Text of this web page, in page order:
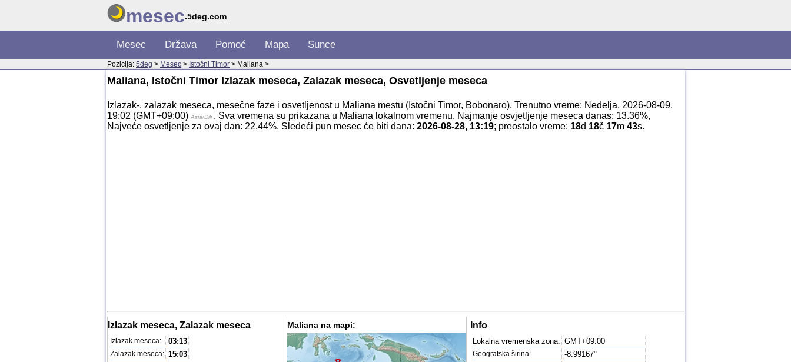
mesec.5deg.com
Mesec Država Pomoć Mapa Sunce
Pozicija: 5deg > Mesec > Istočni Timor > Maliana >
Maliana, Istočni Timor Izlazak meseca, Zalazak meseca, Osvetljenje meseca
Izlazak-, zalazak meseca, mesečne faze i osvetljenost u Maliana mestu (Istočni Timor, Bobonaro). Trenutno vreme: Nedelja, 2026-08-09,
19:02 (GMT+09:00) Asia/Dili . Sva vremena su prikazana u Maliana lokalnom vremenu. Najmanje osvjetljenje meseca danas: 13.36%,
Najveće osvetljenje za ovaj dan: 22.44%. Sledeći pun mesec će biti dana: 2026-08-28, 13:19; preostalo vreme: 18d 18č 17m 43s.
Izlazak meseca, Zalazak meseca
Izlazak meseca: 03:13
Zalazak meseca: 15:03
Maliana na mapi: Info
Lokalna vremenska zona: GMT+09:00
Geografska širina: -8.99167°